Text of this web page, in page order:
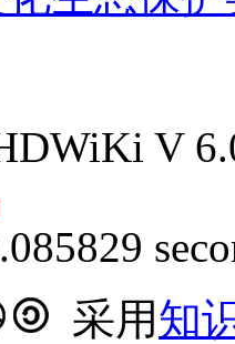
V
采用知